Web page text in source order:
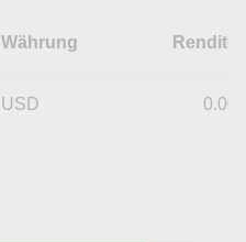
Währung Rendite
USD 0.00